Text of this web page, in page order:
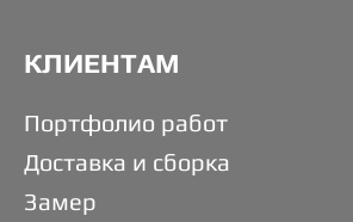
КЛИЕНТАМ
Портфолио работ
Доставка и сборка
Замер